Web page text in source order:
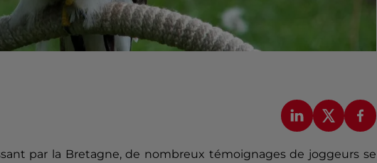
par la Bretagne, de nombreux témoignages de joggeurs se